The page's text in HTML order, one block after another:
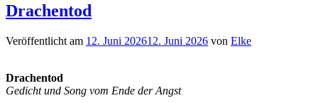
Drachentod
Veröffentlicht am 12. Juni 202612. Juni 2026 von Elke
Drachentod
Gedicht und Song vom Ende der Angst